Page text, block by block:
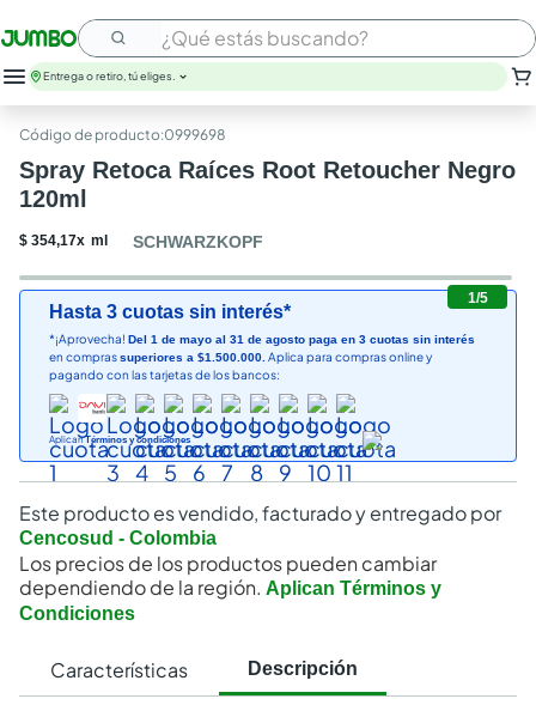
¿Qué estás buscando?
Entrega o retiro, tú eliges.
:0999698
Spray Retoca Raíces Root Retoucher Negro
120ml
$ 354,17x ml SCHWARZKOPF
1/5
Hasta 3 cuotas sin interés*
*¡Aprovecha! Del 1 de mayo al 31 de agosto paga en 3 cuotas sin interés
en comprassuperiores a $1.500.000. Aplica para compras online y
pagando con las tarjetas de los bancos:
AplicanTérminos y condiciones
Este producto es vendido, facturado y entregado por
Cencosud - Colombia
Los precios de los productos pueden cambiar
dependiendo de la región. Aplican Términos y
Condiciones
Características Descripción